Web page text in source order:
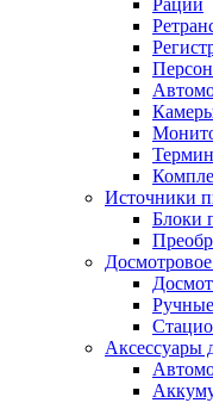
Рации
Источники
Блоки
Аксессуары